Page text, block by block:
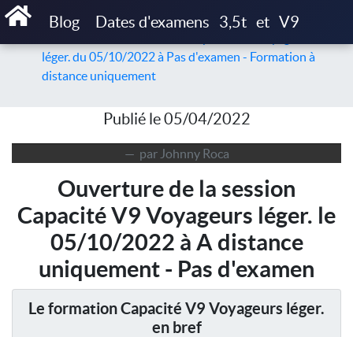
Blog Dates d'examens 3,5t et V9
Accueil
Articles
léger. du 05/10/2022 à Pas d'examen - Formation à
distance uniquement
Publié le 05/04/2022
par Johnny Roca
Ouverture de la session
Capacité V9 Voyageurs léger. le
05/10/2022 à A distance
uniquement - Pas d'examen
Le formation Capacité V9 Voyageurs léger.
en bref